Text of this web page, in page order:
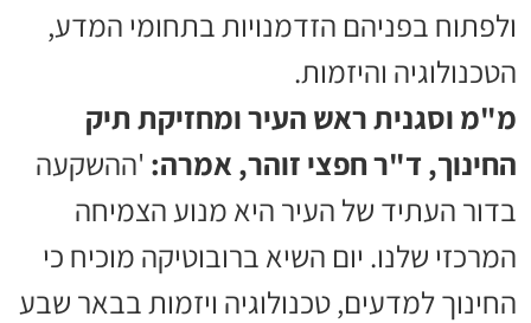
ולפתוח בפניהם הזדמנויות בתחומי המדע,
הטכנולוגיה והיזמות.
מ"מ וסגנית ראש העיר ומחזיקת תיק
החינוך, ד"ר חפצי זוהר, אמרה: 'ההשקעה
בדור העתיד של העיר היא מנוע הצמיחה
המרכזי שלנו. יום השיא ברובוטיקה מוכיח כי
החינוך למדעים, טכנולוגיה ויזמות בבאר שבע